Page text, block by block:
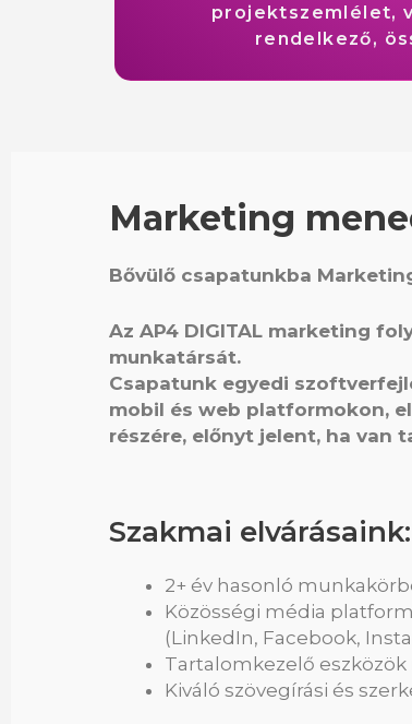
projektszemlélet,
rendelkező,
Marketing
Bővülő csapatunkba
Az AP4 DIGITAL marketing
munkatársát.
Csapatunk egyedi
mobil és web platformokon,
részére, előnyt jelent, ha van
Szakmai elvárásaink:
2+ év hasonló
Közösségi média
(LinkedIn, Facebook,
Tartalomkezelő
Kiváló szövegírási és